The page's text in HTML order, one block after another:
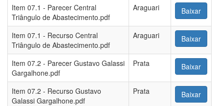
Item 07.1 - Parecer Central
Triângulo de Abastecimento.pdf
Araguari Baixar
Item 07.1 - Recurso Central
Triângulo de Abastecimento.pdf
Araguari Baixar
Item 07.2 - Parecer Gustavo Galassi
Gargalhone.pdf
Prata Baixar
Item 07.2 - Recurso Gustavo
Galassi Gargalhone.pdf
Prata Baixar